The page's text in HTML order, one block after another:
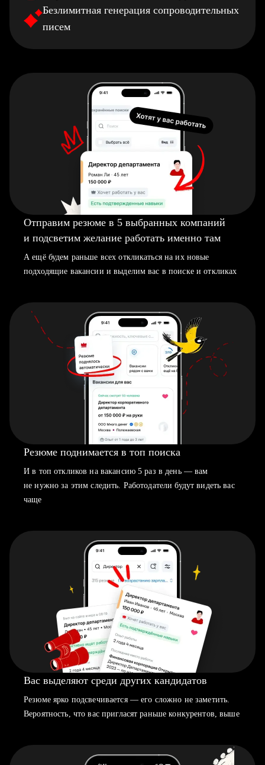
Безлимитная генерация сопроводительных
писем
Отправим резюме в 5 выбранных компаний
и подсветим желание работать именно там
А ещё будем раньше всех откликаться на их новые
подходящие вакансии и выделим вас в поиске и откликах
Резюме поднимается в топ поиска
И в топ откликов на вакансию 5 раз в день — вам
не нужно за этим следить. Работодатели будут видеть вас
чаще
Вас выделяют среди других кандидатов
Резюме ярко подсвечивается — его сложно не заметить.
Вероятность, что вас пригласят раньше конкурентов, выше